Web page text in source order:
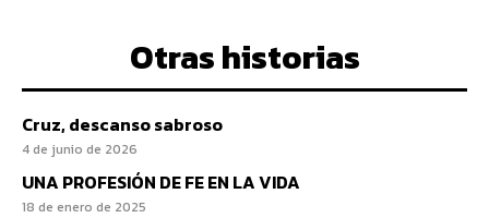
Otras historias
Cruz, descanso sabroso
4 de junio de 2026
UNA PROFESIÓN DE FE EN LA VIDA
18 de enero de 2025